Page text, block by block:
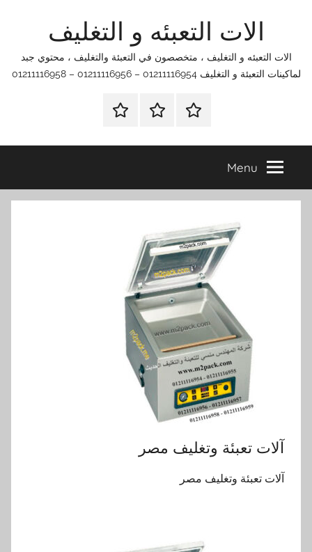
الات التعبئه و التغليف
الات التعبئه و التغليف ، متخصصون في التعبئة والتغليف ، محتوي جبد
لماكينات التعبئة و التغليف 01211116954 – 01211116956 – 01211116958
الرئيسيةاتصل
اتـصـل
في
التي
Menu
آلات تعبئة وتغليف مصر
آلات تعبئة وتغليف مصر